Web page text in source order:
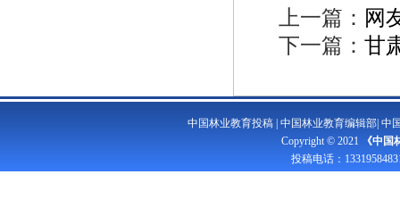
上一篇： 网
下一篇： 甘
中国林业教育投稿 中国林业教育编辑部 中
Copyright © 2021
《中国
投稿电话：